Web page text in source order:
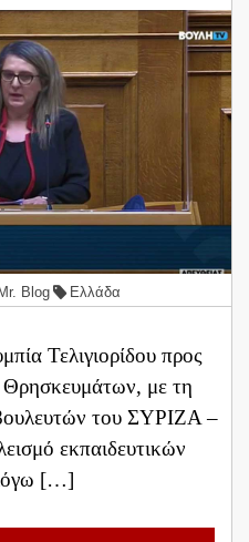
Mr. Blog Ελλάδα
Τελιγιορίδου προς
με τη
του ΣΥΡΙΖΑ –
εκπαιδευτικών
λόγω […]